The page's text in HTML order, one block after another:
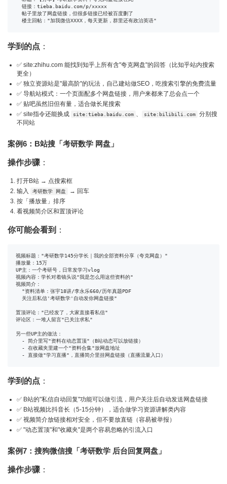
  链接：tieba.baidu.com/p/xxxxx
  帖子里放了网盘链接，但很多链接已经被百度删了
  楼主回帖："加我微信XXXX，每天更新，群里还有政治英语"
学到的点 ：
✅ site:zhihu.com 能找到知乎上所有含"夸克网盘"的回答（比知乎站内搜索
更全）
✅ 独立资源站是"最高阶"的玩法，自己建站做SEO，吃搜索引擎的免费流量
✅ 导航站模式：一个页面配多个网盘链接，用户来都来了总会点一个
✅ 贴吧虽然旧但有量，适合做长尾搜索
✅ site指令还能换成
site:tieba.baidu.com 、 site:bilibili.com
分别搜
不同站
案例6：B站搜「考研数学 网盘」
操作步骤 ：
打开B站 → 点搜索框
输入
考研数学 网盘
→ 回车
按「播放量」排序
看视频简介区和置顶评论
你可能会看到 ：
视频标题："考研数学145分学长｜我的全部资料分享（夸克网盘）"
播放量：15万
UP主：一个考研号，日常发学习vlog
视频内容：学长对着镜头说"我是怎么用这些资料的"
视频简介：
  "资料清单：张宇18讲/李永乐660/历年真题PDF
  关注后私信'考研数学'自动发你网盘链接"
置顶评论："已经发了，大家直接看私信"
评论区：一堆人留言"已关注求私"
另一些UP主的做法：
  - 简介里写"资料在动态置顶"（B站动态可以放链接）
  - 在收藏夹里建一个"资料合集"放网盘地址
  - 直接做"学习直播"，直播简介里挂网盘链接（直播流量入口）
学到的点 ：
✅ B站的"私信自动回复"功能可以做引流，用户关注后自动发送网盘链接
✅ B站视频比抖音长（5-15分钟），适合做学习资源讲解类内容
✅ 视频简介放链接相对安全，但不要放直链（容易被举报）
✅ "动态置顶"和"收藏夹"是两个容易忽略的引流入口
案例7：搜狗微信搜「考研数学 后台回复网盘」
操作步骤 ：